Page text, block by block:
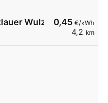
0,45€/kWh
4,2 km
Wulzeshofen DC40